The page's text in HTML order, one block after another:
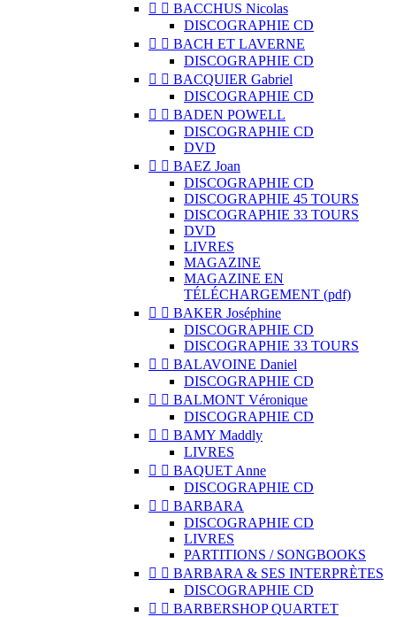
  BACCHUS Nicolas
DISCOGRAPHIE CD
  BACH ET LAVERNE
DISCOGRAPHIE CD
  BACQUIER Gabriel
DISCOGRAPHIE CD
  BADEN POWELL
DISCOGRAPHIE CD
DVD
  BAEZ Joan
DISCOGRAPHIE CD
DISCOGRAPHIE 45 TOURS
DISCOGRAPHIE 33 TOURS
DVD
LIVRES
MAGAZINE
MAGAZINE EN
TÉLÉCHARGEMENT (pdf)
  BAKER Joséphine
DISCOGRAPHIE CD
DISCOGRAPHIE 33 TOURS
  BALAVOINE Daniel
DISCOGRAPHIE CD
  BALMONT Véronique
DISCOGRAPHIE CD
  BAMY Maddly
LIVRES
  BAQUET Anne
DISCOGRAPHIE CD
  BARBARA
DISCOGRAPHIE CD
LIVRES
PARTITIONS / SONGBOOKS
  BARBARA & SES INTERPRÈTES
DISCOGRAPHIE CD
  BARBERSHOP QUARTET